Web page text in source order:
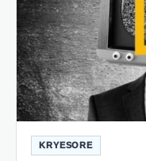
KRYESORE